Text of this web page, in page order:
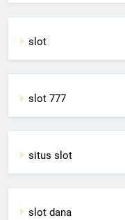
slot
slot 777
situs slot
slot dana